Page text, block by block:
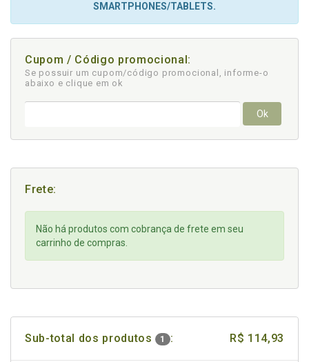
SMARTPHONES/TABLETS.
Cupom / Código promocional:
Se possuir um cupom/código promocional, informe-o
abaixo e clique em ok
Ok
Frete:
Não há produtos com cobrança de frete em seu
carrinho de compras.
Sub-total dos produtos 1 : R$ 114,93